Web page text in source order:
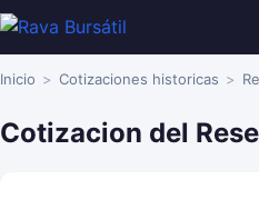
Inicio Cotizaciones historicas
Cotizacion del